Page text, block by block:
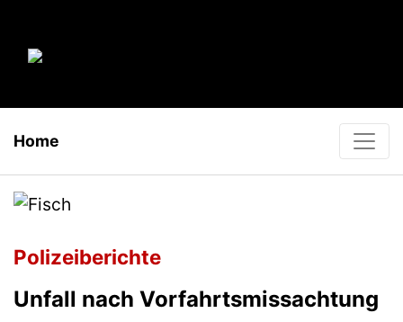
Home
Polizeiberichte
Unfall nach Vorfahrtsmissachtung